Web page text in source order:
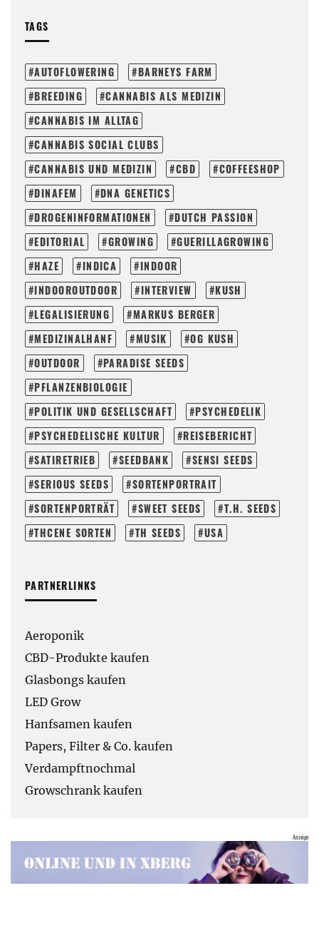
TAGS
AUTOFLOWERING
BARNEYS FARM
BREEDING
CANNABIS ALS MEDIZIN
CANNABIS IM ALLTAG
CANNABIS SOCIAL CLUBS
CANNABIS UND MEDIZIN
CBD
COFFEESHOP
DINAFEM
DNA GENETICS
DROGENINFORMATIONEN
DUTCH PASSION
EDITORIAL
GROWING
GUERILLAGROWING
HAZE
INDICA
INDOOR
INDOOROUTDOOR
INTERVIEW
KUSH
LEGALISIERUNG
MARKUS BERGER
MEDIZINALHANF
MUSIK
OG KUSH
OUTDOOR
PARADISE SEEDS
PFLANZENBIOLOGIE
POLITIK UND GESELLSCHAFT
PSYCHEDELIK
PSYCHEDELISCHE KULTUR
REISEBERICHT
SATIRETRIEB
SEEDBANK
SENSI SEEDS
SERIOUS SEEDS
SORTENPORTRAIT
SORTENPORTRÄT
SWEET SEEDS
T.H. SEEDS
THCENE SORTEN
TH SEEDS USA
PARTNERLINKS
Aeroponik
CBD-Produkte kaufen
Glasbongs kaufen
LED Grow
Hanfsamen kaufen
Papers, Filter & Co. kaufen
Verdampftnochmal
Growschrank kaufen